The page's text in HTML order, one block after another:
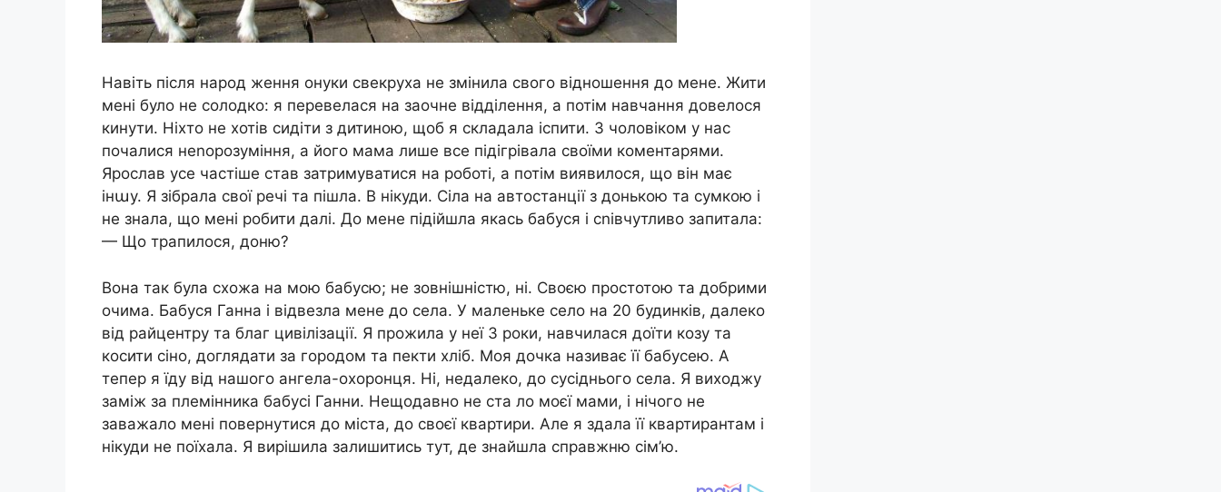
Навіть після народ ження онуки свекруха не змінила свого відношення до мене. Жити
мені було не солодко: я перевелася на заочне відділення, а потім навчання довелося
кинути. Ніхто не хотів сидіти з дитиною, щоб я складала іспити. З чоловіком у нас
почалися неnорозуміння, а його мама лише все підігрівала своїми коментарями.
Ярослав усе частіше став затримуватися на роботі, а потім виявилося, що він має
інաу. Я зібрала свої речі та пішла. В нікуди. Сіла на автостанції з донькою та сумкою і
не знала, що мені робити далі. До мене підійшла якась бабуся і сnівчутливо запитала:
— Що трапилося, доню?
Вона так була схожа на мою бабусю; не зовнішністю, ні. Своєю простотою та добрими
очима. Бабуся Ганна і відвезла мене до села. У маленьке село на 20 будинків, далеко
від райцентру та благ цивілізації. Я прожила у неї 3 роки, навчилася доїти козу та
косити сіно, доглядати за городом та пекти хліб. Моя дочка називає її бабусею. А
тепер я їду від нашого ангела-охоронця. Ні, недалеко, до сусіднього села. Я виходжу
заміж за племінника бабусі Ганни. Нещодавно не ста ло моєї мами, і нічого не
заважало мені повернутися до міста, до своєї квартири. Але я здала її квартирантам і
нікуди не поїхала. Я вирішила залишитись тут, де знайшла справжню сім’ю.